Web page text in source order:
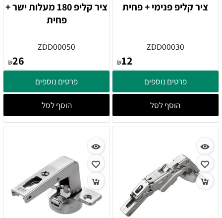
ציר קליפ פנימי + פחית
ZDD00030
₪12
פרטים נוספים
הוסף לסל
ציר קליפ 180 מעלות ישר +
פחית
ZDD00050
₪26
פרטים נוספים
הוסף לסל